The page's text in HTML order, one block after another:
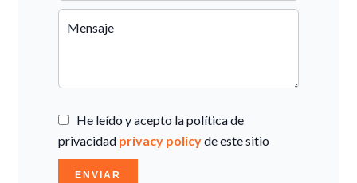
He leído y acepto la política de
privacidad privacy policyde este sitio
ENVIAR